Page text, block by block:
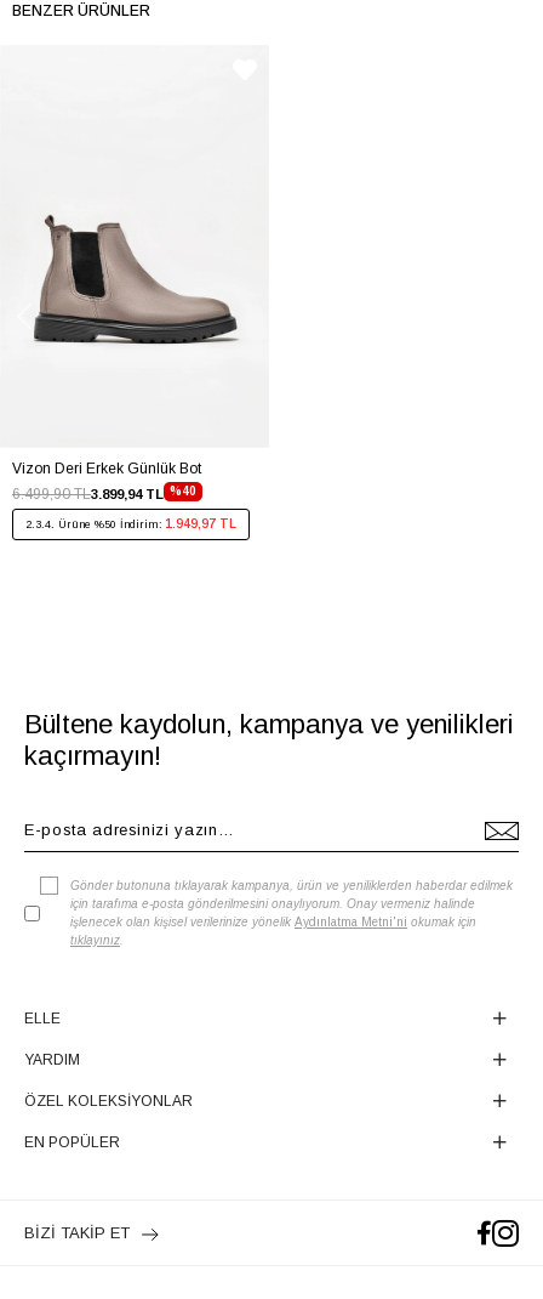
BENZER ÜRÜNLER
Vizon Deri Erkek Günlük Bot
%40
3.899,94 TL
6.499,90 TL
2.3.4. Ürüne %50 İndirim: 1.949,97 TL
Bültene kaydolun, kampanya ve yenilikleri
kaçırmayın!
Gönder butonuna tıklayarak kampanya, ürün ve yeniliklerden haberdar edilmek
için tarafıma e-posta gönderilmesini onaylıyorum. Onay vermeniz halinde
işlenecek olan kişisel verilerinize yönelik Aydınlatma Metni'ni okumak için
tıklayınız
ELLE
YARDIM
ÖZEL KOLEKSİYONLAR
EN POPÜLER
BİZİ TAKİP ET